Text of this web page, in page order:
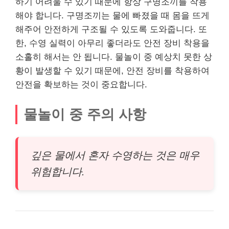
해야 합니다. 구명조끼는 물에 빠졌을 때 몸을 뜨게
해주어 안전하게 구조될 수 있도록 도와줍니다. 또
한, 수영 실력이 아무리 좋더라도 안전 장비 착용을
소홀히 해서는 안 됩니다. 물놀이 중 예상치 못한 상
황이 발생할 수 있기 때문에, 안전 장비를 착용하여
안전을 확보하는 것이 중요합니다.
물놀이 중 주의 사항
깊은 물에서 혼자 수영하는 것은 매우
위험합니다.